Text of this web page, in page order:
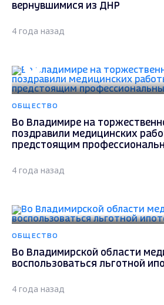
вернувшимися из ДНР
4 года назад
ОБЩЕСТВО
Во Владимире на
поздравили медицинских
предстоящим
4 года назад
ОБЩЕСТВО
Во Владимирской области
воспользоваться льготной
4 года назад